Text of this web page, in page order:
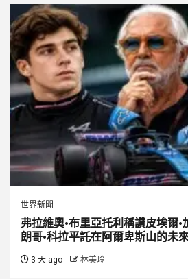
世界新聞
弗拉維奧·布里亞托利稱讚皮埃爾
朗哥·科拉平託在阿爾卑斯山的未
3 天 ago 林美玲